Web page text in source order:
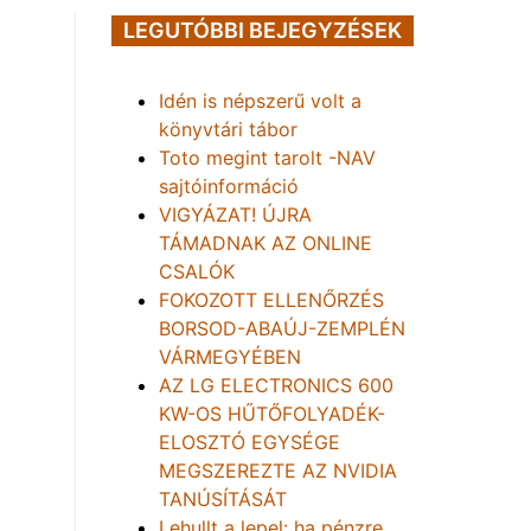
LEGUTÓBBI BEJEGYZÉSEK
Idén is népszerű volt a
könyvtári tábor
Toto megint tarolt -NAV
sajtóinformáció
VIGYÁZAT! ÚJRA
TÁMADNAK AZ ONLINE
CSALÓK
FOKOZOTT ELLENŐRZÉS
BORSOD-ABAÚJ-ZEMPLÉN
VÁRMEGYÉBEN
AZ LG ELECTRONICS 600
KW-OS HŰTŐFOLYADÉK-
ELOSZTÓ EGYSÉGE
MEGSZEREZTE AZ NVIDIA
TANÚSÍTÁSÁT